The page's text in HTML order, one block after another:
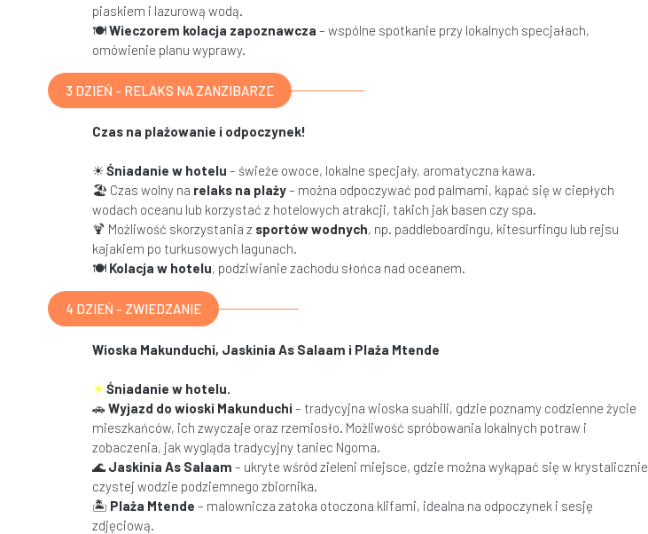
piaskiem i lazurową wodą.
🍽Wieczorem kolacja zapoznawcza – wspólne spotkanie przy lokalnych specjałach,
omówienie planu wyprawy.
3 DZIEŃ - RELAKS NA ZANZIBARZE
Czas na plażowanie i odpoczynek!
☀Śniadanie w hotelu – świeże owoce, lokalne specjały, aromatyczna kawa.
🏖 Czas wolny na relaks na plaży– można odpoczywać pod palmami, kąpać się w ciepłych
wodach oceanu lub korzystać z hotelowych atrakcji, takich jak basen czy spa.
🍹 Możliwość skorzystania z sportów wodnych, np. paddleboardingu, kitesurfingu lub rejsu
kajakiem po turkusowych lagunach.
🍽 Kolacja w hotelu, podziwianie zachodu słońca nad oceanem.
4 DZIEŃ - ZWIEDZANIE
Wioska Makunduchi, Jaskinia As Salaam i Plaża Mtende
☀Śniadanie w hotelu.
🚗 Wyjazd do wioski Makunduchi– tradycyjna wioska suahili, gdzie poznamy codzienne życie
mieszkańców, ich zwyczaje oraz rzemiosło. Możliwość spróbowania lokalnych potraw i
zobaczenia, jak wygląda tradycyjny taniec Ngoma.
🌊 Jaskinia As Salaam – ukryte wśród zieleni miejsce, gdzie można wykąpać się w krystalicznie
czystej wodzie podziemnego zbiornika.
🏝 Plaża Mtende – malownicza zatoka otoczona klifami, idealna na odpoczynek i sesję
zdjęciową.